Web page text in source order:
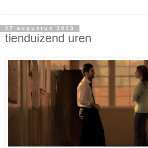
27 augustus 2013
tienduizend uren